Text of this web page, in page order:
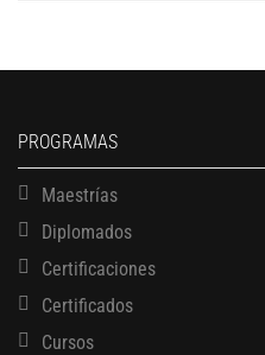
PROGRAMAS
Maestrías
Diplomados
Certificaciones
Certificados
Cursos